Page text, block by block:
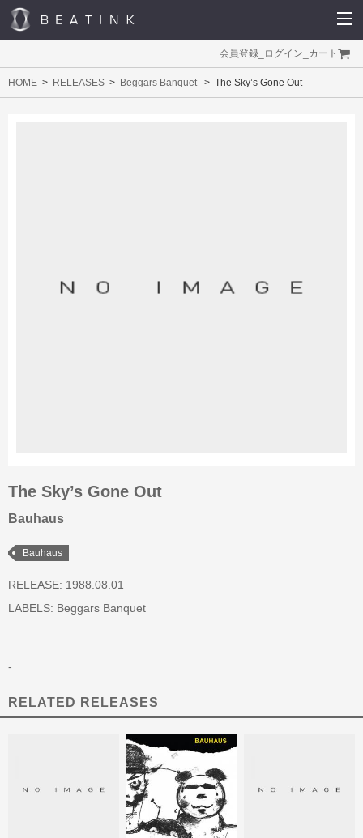
会員登録 ログイン カート
HOME RELEASES Beggars Banquet The Sky’s Gone Out
The Sky’s Gone Out
Bauhaus
Bauhaus
RELEASE: 1988.08.01
LABELS: Beggars Banquet
-
RELATED RELEASES